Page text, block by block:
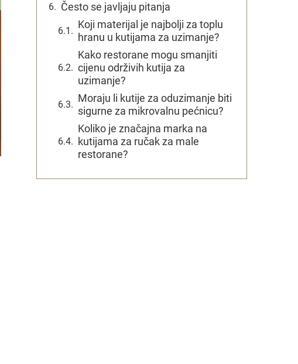
Često se javljaju pitanja
Koji materijal je najbolji za toplu
hranu u kutijama za uzimanje?
Kako restorane mogu smanjiti
cijenu održivih kutija za
uzimanje?
Moraju li kutije za oduzimanje biti
sigurne za mikrovalnu pećnicu?
Koliko je značajna marka na
kutijama za ručak za male
restorane?